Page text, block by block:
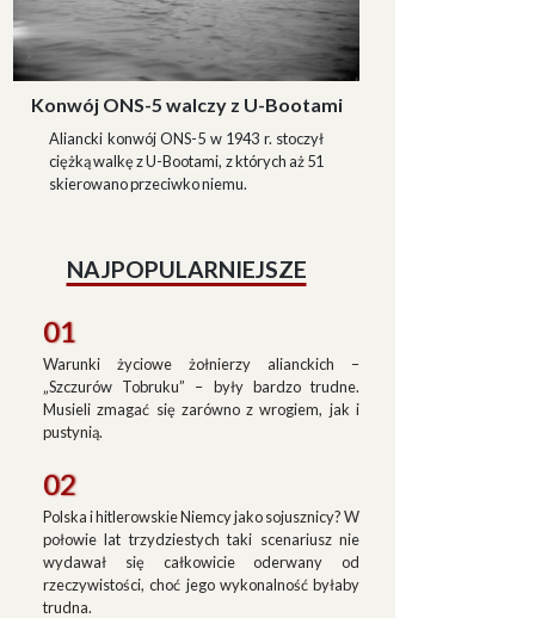
Konwój ONS-5 walczy z U-Bootami
Aliancki konwój ONS-5 w 1943 r. stoczył
ciężką walkę z U-Bootami, z których aż 51
skierowano przeciwko niemu.
NAJPOPULARNIEJSZE
01
Warunki życiowe żołnierzy alianckich –
„Szczurów Tobruku” – były bardzo trudne.
Musieli zmagać się zarówno z wrogiem, jak i
pustynią.
02
Polska i hitlerowskie Niemcy jako sojusznicy? W
połowie lat trzydziestych taki scenariusz nie
wydawał się całkowicie oderwany od
rzeczywistości, choć jego wykonalność byłaby
trudna.